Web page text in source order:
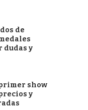
de
dudas y
show
y